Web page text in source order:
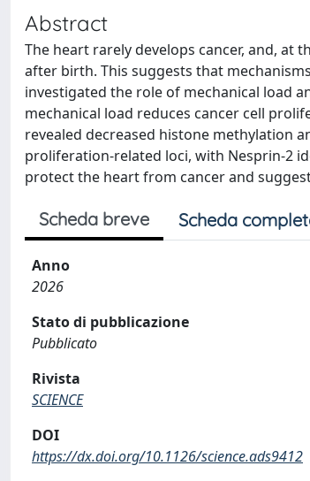
Abstract
The heart rarely develops cancer, and, at
after birth. This suggests that
investigated the role of mechanical load
mechanical load reduces cancer cell
revealed decreased histone methylation
proliferation-related loci, with Nesprin-2
protect the heart from cancer and
Scheda breve Scheda
Anno
2026
Stato di pubblicazione
Pubblicato
Rivista
SCIENCE
DOI
https://dx.doi.org/10.1126/science.ads9412